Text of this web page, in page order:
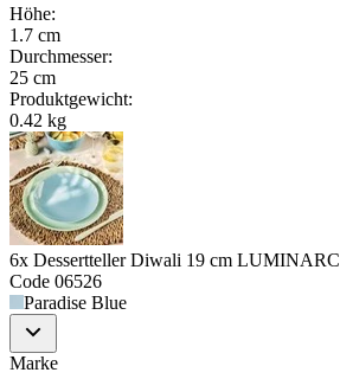
Höhe:
1.7 cm
Durchmesser:
25 cm
Produktgewicht:
0.42 kg
6x Dessertteller Diwali 19 cm LUMINARC
Code 06526
Paradise Blue
Marke